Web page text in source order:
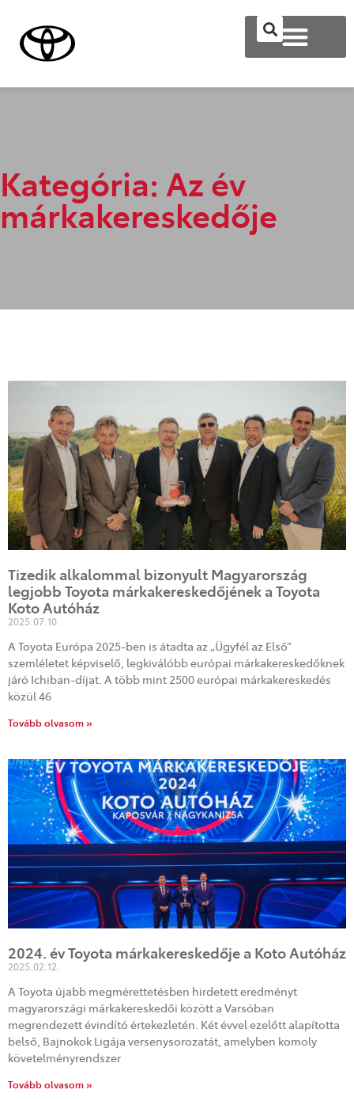
Kategória: Az év
márkakereskedője
Tizedik alkalommal bizonyult Magyarország
legjobb Toyota márkakereskedőjének a Toyota
Koto Autóház
2025.07.10.
A Toyota Európa 2025-ben is átadta az „Ügyfél az Első”
szemléletet képviselő, legkiválóbb európai márkakereskedőknek
járó Ichiban-díjat. A több mint 2500 európai márkakereskedés
közül 46
Tovább olvasom »
2024. év Toyota márkakereskedője a Koto Autóház
2025.02.12.
A Toyota újabb megmérettetésben hirdetett eredményt
magyarországi márkakereskedői között a Varsóban
megrendezett évindító értekezletén. Két évvel ezelőtt alapította
belső, Bajnokok Ligája versenysorozatát, amelyben komoly
követelményrendszer
Tovább olvasom »